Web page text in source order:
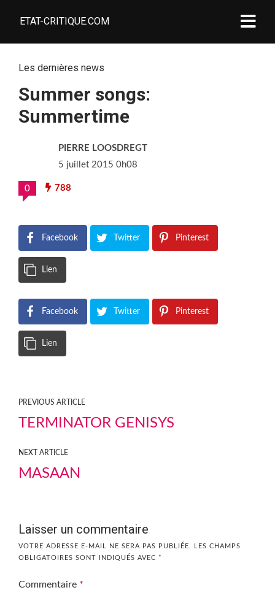
ETAT-CRITIQUE.COM
Les dernières news
Summer songs:
Summertime
PIERRE LOOSDREGT
5 juillet 2015 0h08
0 788
Facebook Twitter Pinterest
Lien
Facebook Twitter Pinterest
Lien
PREVIOUS ARTICLE
TERMINATOR GENISYS
NEXT ARTICLE
MASAAN
Laisser un commentaire
VOTRE ADRESSE E-MAIL NE SERA PAS PUBLIÉE.
LES CHAMPS
OBLIGATOIRES SONT INDIQUÉS AVEC *
Commentaire *